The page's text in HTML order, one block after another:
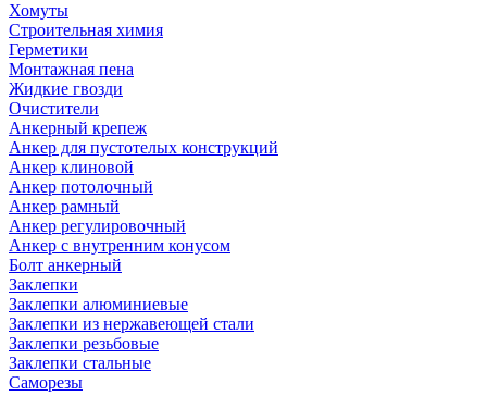
Хомуты
Строительная химия
Герметики
Монтажная пена
Жидкие гвозди
Очистители
Анкерный крепеж
Анкер для пустотелых конструкций
Анкер клиновой
Анкер потолочный
Анкер рамный
Анкер регулировочный
Анкер с внутренним конусом
Болт анкерный
Заклепки
Заклепки алюминиевые
Заклепки из нержавеющей стали
Заклепки резьбовые
Заклепки стальные
Саморезы